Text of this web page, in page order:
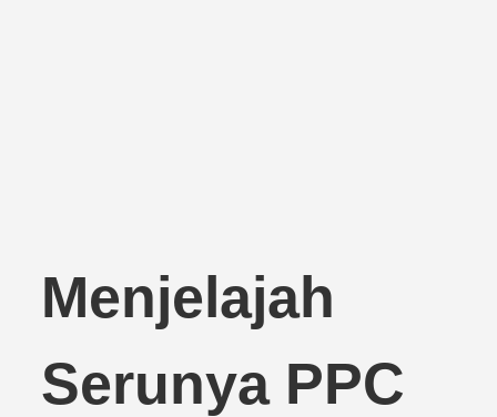
Menjelajah
Serunya PPC